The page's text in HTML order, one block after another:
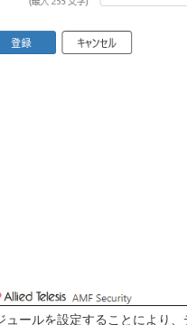
ュールを設定することにより